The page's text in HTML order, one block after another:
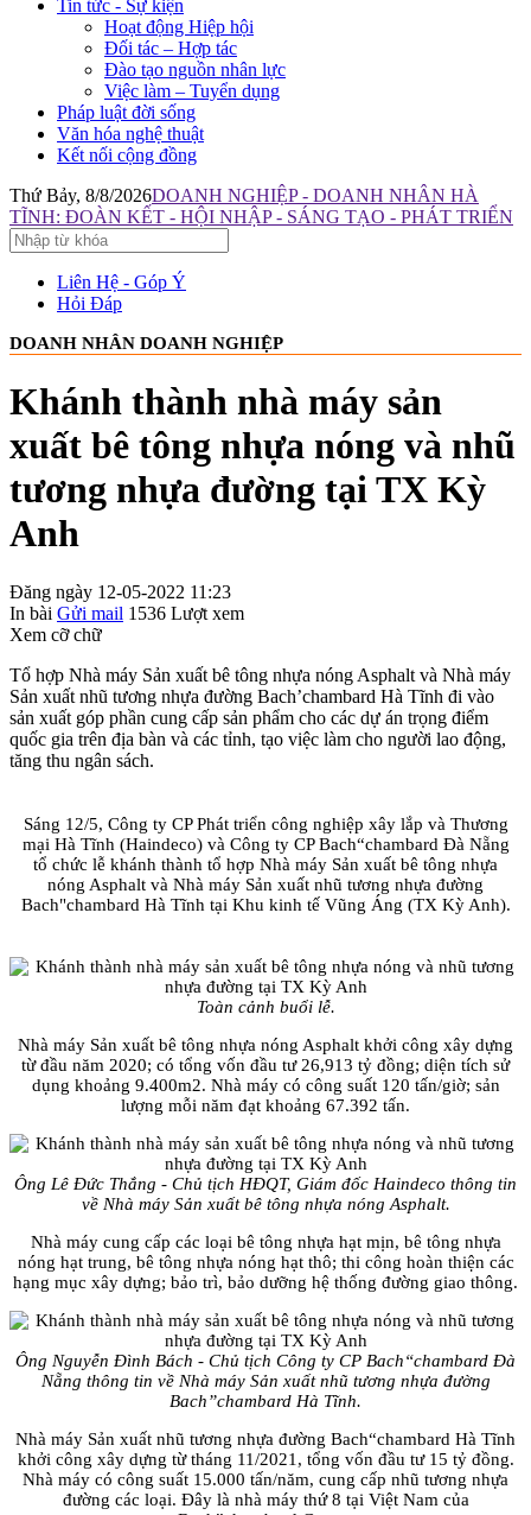
Tin tức - Sự kiện
Hoạt động Hiệp hội
Đối tác – Hợp tác
Đào tạo nguồn nhân lực
Việc làm – Tuyển dụng
Pháp luật đời sống
Văn hóa nghệ thuật
Kết nối cộng đồng
Thứ Bảy, 8/8/2026DOANH NGHIỆP - DOANH NHÂN HÀ
TĨNH: ĐOÀN KẾT - HỘI NHẬP - SÁNG TẠO - PHÁT TRIỂN
Liên Hệ - Góp Ý
Hỏi Đáp
DOANH NHÂN DOANH NGHIỆP
Khánh thành nhà máy sản
xuất bê tông nhựa nóng và nhũ
tương nhựa đường tại TX Kỳ
Anh
Đăng ngày 12-05-2022 11:23
In bài Gửi mail 1536 Lượt xem
Xem cỡ chữ
Tổ hợp Nhà máy Sản xuất bê tông nhựa nóng Asphalt và Nhà máy
Sản xuất nhũ tương nhựa đường Bach’chambard Hà Tĩnh đi vào
sản xuất góp phần cung cấp sản phẩm cho các dự án trọng điểm
quốc gia trên địa bàn và các tỉnh, tạo việc làm cho người lao động,
tăng thu ngân sách.
Sáng 12/5, Công ty CP Phát triển công nghiệp xây lắp và Thương
mại Hà Tĩnh (Haindeco) và Công ty CP Bach“chambard Đà Nẵng
tổ chức lễ khánh thành tổ hợp Nhà máy Sản xuất bê tông nhựa
nóng Asphalt và Nhà máy Sản xuất nhũ tương nhựa đường
Bach"chambard Hà Tĩnh tại Khu kinh tế Vũng Áng (TX Kỳ Anh).
Toàn cảnh buổi lễ.
Nhà máy Sản xuất bê tông nhựa nóng Asphalt khởi công xây dựng
từ đầu năm 2020; có tổng vốn đầu tư 26,913 tỷ đồng; diện tích sử
dụng khoảng 9.400m2. Nhà máy có công suất 120 tấn/giờ; sản
lượng mỗi năm đạt khoảng 67.392 tấn.
Ông Lê Đức Thắng - Chủ tịch HĐQT, Giám đốc Haindeco thông tin
về Nhà máy Sản xuất bê tông nhựa nóng Asphalt.
Nhà máy cung cấp các loại bê tông nhựa hạt mịn, bê tông nhựa
nóng hạt trung, bê tông nhựa nóng hạt thô; thi công hoàn thiện các
hạng mục xây dựng; bảo trì, bảo dưỡng hệ thống đường giao thông.
Ông Nguyễn Đình Bách - Chủ tịch Công ty CP Bach“chambard Đà
Nẵng thông tin về Nhà máy Sản xuất nhũ tương nhựa đường
Bach”chambard Hà Tĩnh.
Nhà máy Sản xuất nhũ tương nhựa đường Bach“chambard Hà Tĩnh
khởi công xây dựng từ tháng 11/2021, tổng vốn đầu tư 15 tỷ đồng.
Nhà máy có công suất 15.000 tấn/năm, cung cấp nhũ tương nhựa
đường các loại. Đây là nhà máy thứ 8 tại Việt Nam của